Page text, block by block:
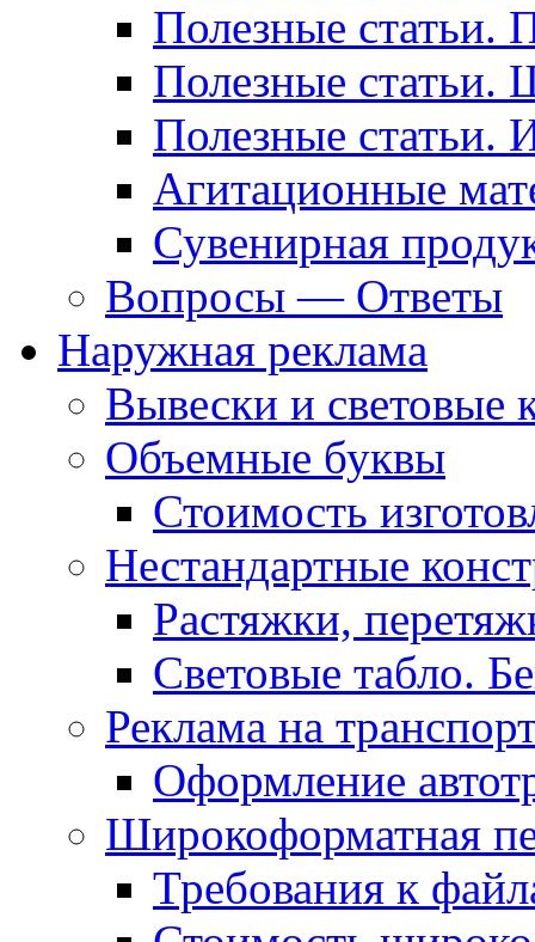
Полезные статьи.
Полезные статьи.
Полезные статьи.
Агитационные
Сувенирная
Вопросы — Ответы
Наружная реклама
Вывески и световые
Объемные буквы
Стоимость
Нестандартные
Растяжки,
Световые табло.
Реклама на
Оформление
Широкоформатная
Требования к